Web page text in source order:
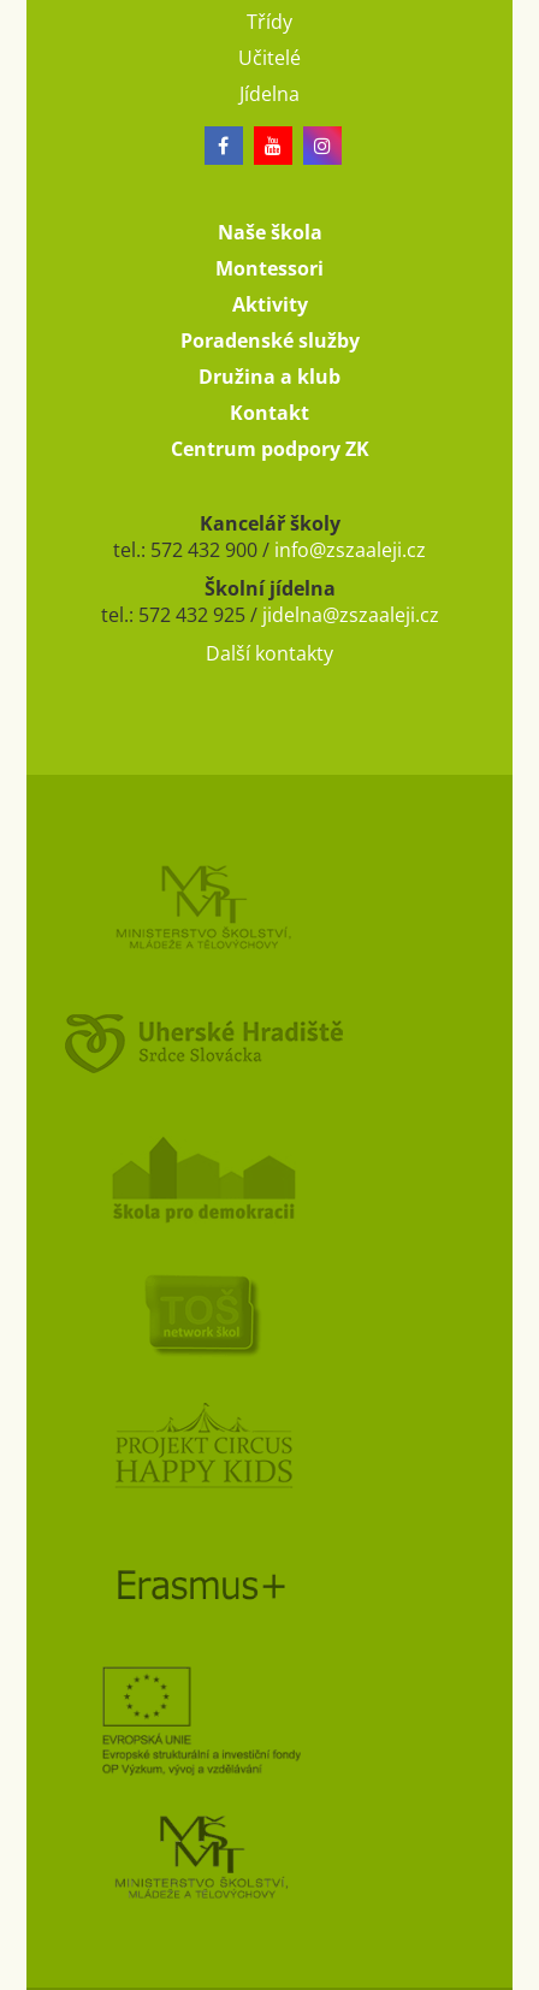
Třídy
Učitelé
Jídelna
Naše škola
Montessori
Aktivity
Poradenské služby
Družina a klub
Kontakt
Centrum podpory ZK
Kancelář školy
tel.: 572 432 900 / info@zszaaleji.cz
Školní jídelna
tel.: 572 432 925 / jidelna@zszaaleji.cz
Další kontakty